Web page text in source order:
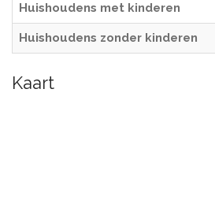
Huishoudens met kinderen
Huishoudens zonder kinderen
Kaart